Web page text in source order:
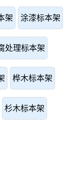
架 涂漆标本架
处理标本架
桦木标本架
杉木标本架